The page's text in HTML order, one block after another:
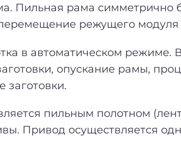
Пильная рама симметрично
режущего модуля
в автоматическом
опускание рамы,
заготовки.
пильным полотном
Привод осуществляется